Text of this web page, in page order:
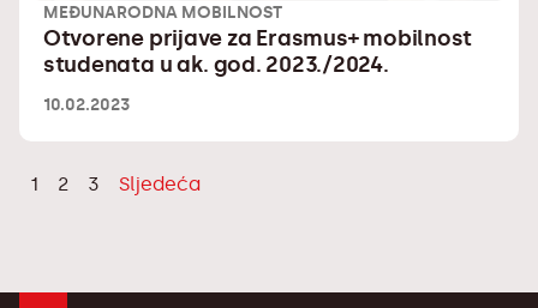
MEĐUNARODNA MOBILNOST
Otvorene prijave za Erasmus+ mobilnost
studenata u ak. god. 2023./2024.
10.02.2023
Brojevi
1 2 3 Sljedeća